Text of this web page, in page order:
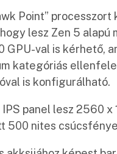
Point”
lesz Zen 5
GPU-val is
kategóriás
is konfigurálható.
IPS panel lesz 2560
500 nites